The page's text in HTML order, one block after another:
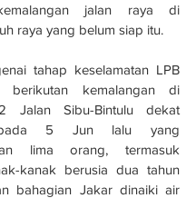
jalan raya di
raya yang belum siap itu.
tahap keselamatan LPB
berikutan kemalangan di
Jalan Sibu-Bintulu dekat
pada 5 Jun lalu yang
lima orang, termasuk
kanak berusia dua tahun
bahagian Jakar dinaiki air